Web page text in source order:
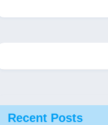
Recent Posts